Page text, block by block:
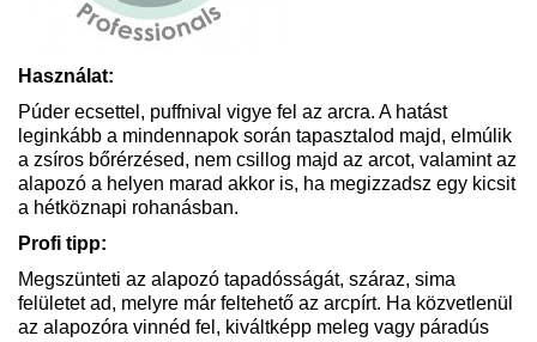
Használat:
Púder ecsettel, puffnival vigye fel az arcra. A hatást
leginkább a mindennapok során tapasztalod majd, elmúlik
a zsíros bőrérzésed, nem csillog majd az arcot, valamint az
alapozó a helyen marad akkor is, ha megizzadsz egy kicsit
a hétköznapi rohanásban.
Profi tipp:
Megszünteti az alapozó tapadósságát, száraz, sima
felületet ad, melyre már feltehető az arcpírt. Ha közvetlenül
az alapozóra vinnéd fel, kiváltképp meleg vagy páradús